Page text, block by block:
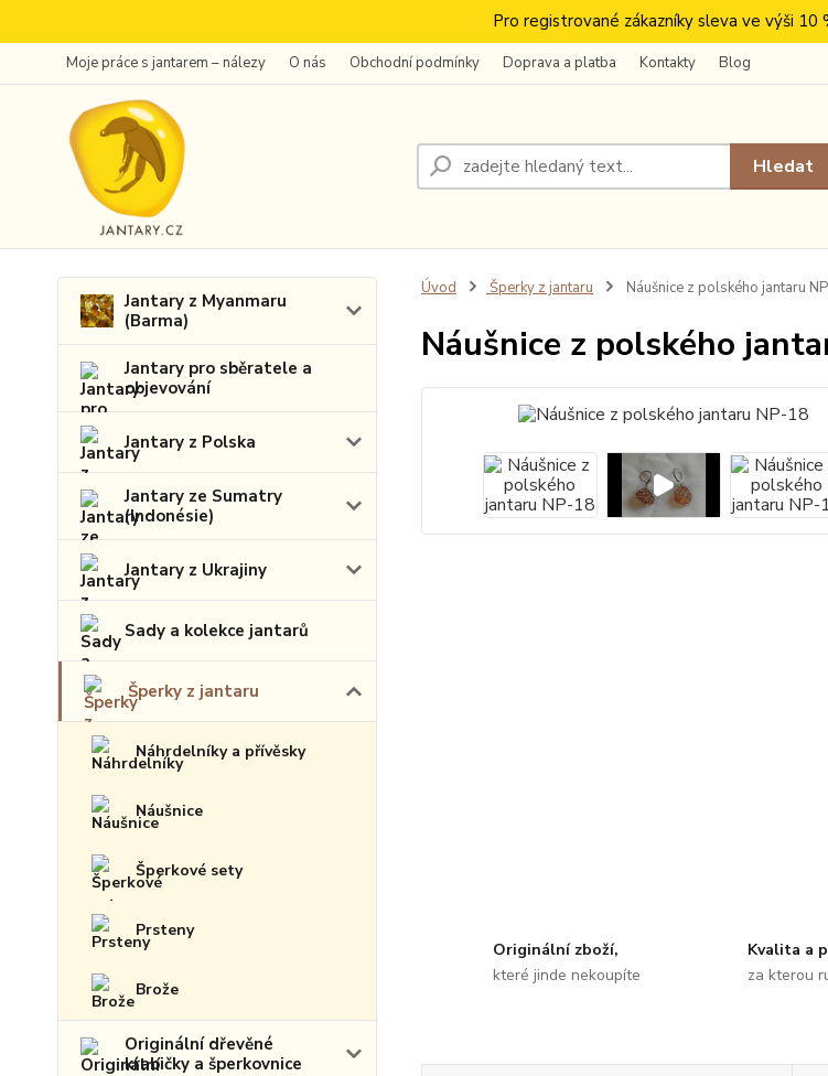
Pro registrované zákazníky sleva ve výši 10
Moje práce s jantarem – nálezy O nás Obchodní podmínky Doprava a platba Kontakty Blog
Hledat
Jantary z Myanmaru
(Barma)
Jantary pro sběratele a
objevování
Jantary z Polska
Jantary ze Sumatry
(Indonésie)
Jantary z Ukrajiny
Sady a kolekce jantarů
Šperky z jantaru
Náhrdelníky a přívěsky
Náušnice
Šperkové sety
Prsteny
Brože
Originální dřevěné
krabičky a šperkovnice
Úvod Šperky z jantaru Náušnice z polského jantaru
Náušnice z polského
Originální zboží,
které jinde nekoupíte
Kvalita a
za kterou